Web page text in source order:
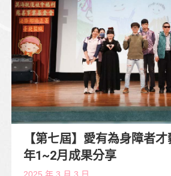
【第七屆】愛有為身障者
年1~2月成果分享